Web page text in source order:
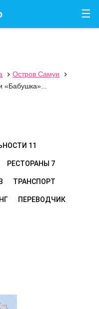
☰
 Остров Самуи

«Бабушка»...
11
РЕСТОРАНЫ 7
ТРАНСПОРТ
ПЕРЕВОДЧИК